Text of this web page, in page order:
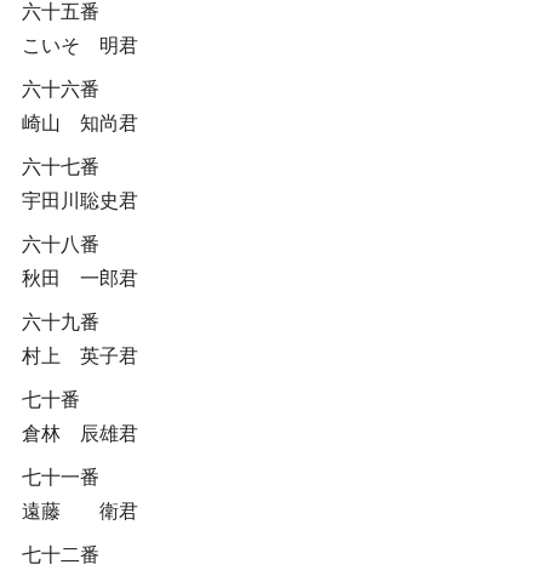
六十五番
こいそ 明君
六十六番
崎山 知尚君
六十七番
宇田川聡史君
六十八番
秋田 一郎君
六十九番
村上 英子君
七十番
倉林 辰雄君
七十一番
遠藤 衛君
七十二番